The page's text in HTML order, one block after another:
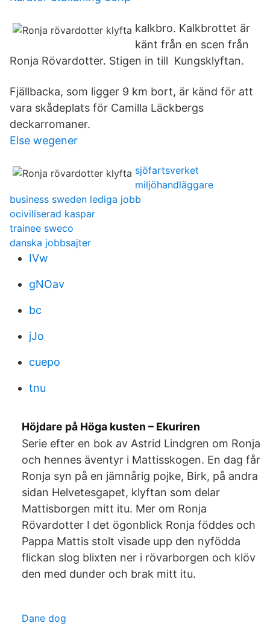
kalkbro. Kalkbrottet är
känt från en scen från
Ronja Rövardotter. Stigen in till Kungsklyftan.
Fjällbacka, som ligger 9 km bort, är känd för att
vara skådeplats för Camilla Läckbergs
deckarromaner.
Else wegener
sjöfartsverket
miljöhandläggare
business sweden lediga jobb
ociviliserad kaspar
trainee sweco
danska jobbsajter
IVw
gNOav
bc
jJo
cuepo
tnu
Höjdare på Höga kusten – Ekuriren
Serie efter en bok av Astrid Lindgren om Ronja
och hennes äventyr i Mattisskogen. En dag får
Ronja syn på en jämnårig pojke, Birk, på andra
sidan Helvetesgapet, klyftan som delar
Mattisborgen mitt itu. Mer om Ronja
Rövardotter I det ögonblick Ronja föddes och
Pappa Mattis stolt visade upp den nyfödda
flickan slog blixten ner i rövarborgen och klöv
den med dunder och brak mitt itu.
Dane dog